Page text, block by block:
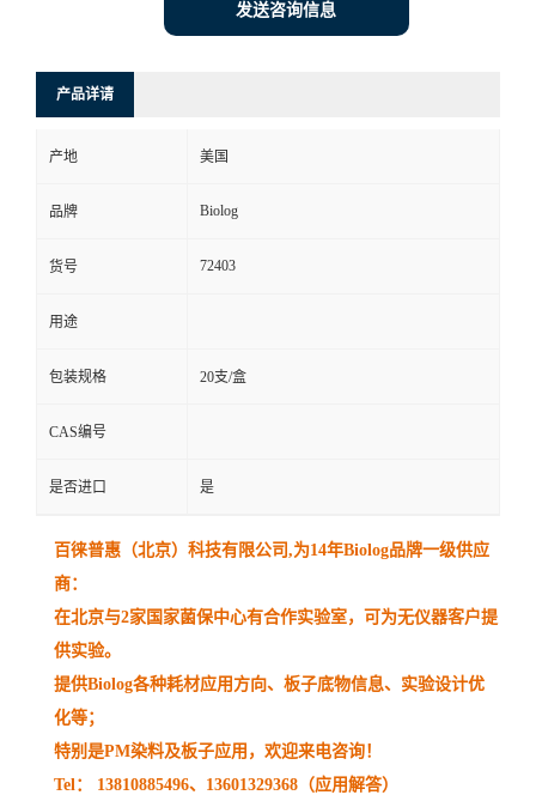
发送咨询信息
产品详请
产地 美国
品牌 Biolog
货号 72403
用途
包装规格 20支/盒
CAS编号
是否进口 是
百徕普惠（北京）科技有限公司 ,为14年Biolog品牌一级供应
商：
在北京与2家国家菌保中心有合作实验室，可为无仪器客户提
供实验。
提供Biolog各种耗材应用方向、板子底物信息、实验设计优
化等；
特别是PM染料及板子应用，欢迎来电咨询！
Tel：
13810885496、 13601329368 （应用解答）